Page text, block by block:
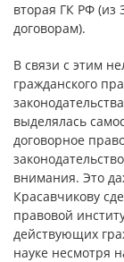
вторая ГК РФ (из
договорам).
В связи с этим
гражданского
выделялась
договорное
внимания. Это
Красавчикову
правовой
действующих
науке несмотря